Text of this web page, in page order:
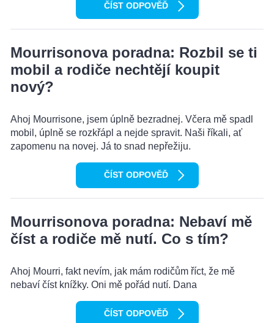
ČÍST ODPOVĚĎ
Mourrisonova poradna: Rozbil se ti
mobil a rodiče nechtějí koupit
nový?
Ahoj Mourrisone, jsem úplně bezradnej. Včera mě spadl
mobil, úplně se rozkřápl a nejde spravit. Naši říkali, ať
zapomenu na novej. Já to snad nepřežiju.
ČÍST ODPOVĚĎ
Mourrisonova poradna: Nebaví mě
číst a rodiče mě nutí. Co s tím?
Ahoj Mourri, fakt nevím, jak mám rodičům říct, že mě
nebaví číst knížky. Oni mě pořád nutí. Dana
ČÍST ODPOVĚĎ